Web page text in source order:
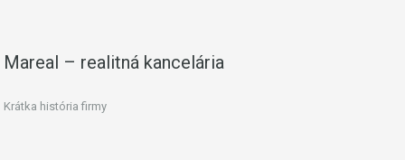
Mareal – realitná kancelária
Krátka história firmy